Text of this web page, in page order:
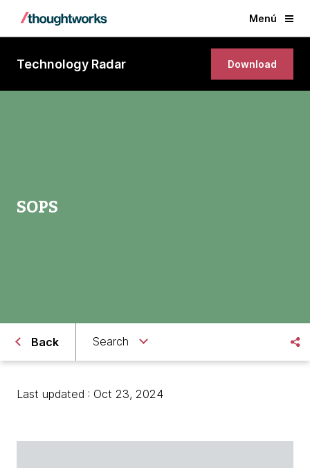
Menú
Technology Radar Download
SOPS
Back Search
Last updated : Oct 23, 2024